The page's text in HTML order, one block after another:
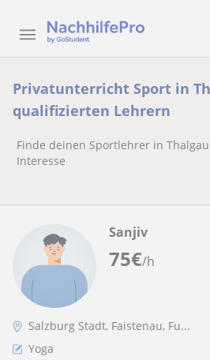
Privatunterricht Sport in
qualifizierten Lehrern
Finde deinen Sportlehrer in
Interesse
75€/h
Sanjiv
Salzburg Stadt, Faistenau, Fu...
Yoga